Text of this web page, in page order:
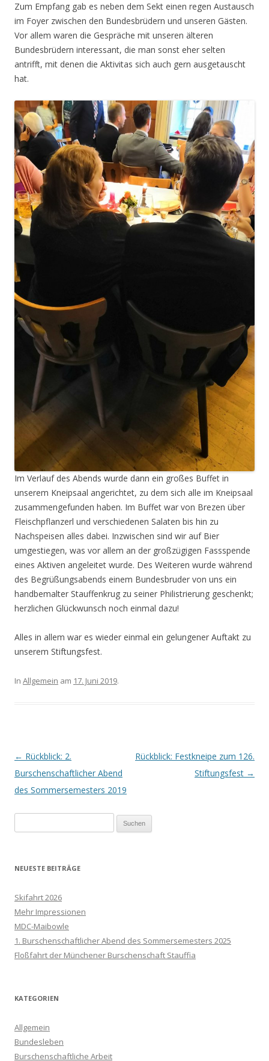
Zum Empfang gab es neben dem Sekt einen regen Austausch
im Foyer zwischen den Bundesbrüdern und unseren Gästen.
Vor allem waren die Gespräche mit unseren älteren
Bundesbrüdern interessant, die man sonst eher selten
antrifft, mit denen die Aktivitas sich auch gern ausgetauscht
hat.
Im Verlauf des Abends wurde dann ein großes Buffet in
unserem Kneipsaal angerichtet, zu dem sich alle im Kneipsaal
zusammengefunden haben. Im Buffet war von Brezen über
Fleischpflanzerl und verschiedenen Salaten bis hin zu
Nachspeisen alles dabei. Inzwischen sind wir auf Bier
umgestiegen, was vor allem an der großzügigen Fassspende
eines Aktiven angeleitet wurde. Des Weiteren wurde während
des Begrüßungsabends einem Bundesbruder von uns ein
handbemalter Stauffenkrug zu seiner Philistrierung geschenkt;
herzlichen Glückwunsch noch einmal dazu!
Alles in allem war es wieder einmal ein gelungener Auftakt zu
unserem Stiftungsfest.
In Allgemein am 17. Juni 2019.
Beitrags-Navigation
← Rückblick: 2.
Burschenschaftlicher Abend
des Sommersemesters 2019
Rückblick: Festkneipe zum 126.
Stiftungsfest →
nach:
NEUESTE BEITRÄGE
Skifahrt 2026
Mehr Impressionen
MDC-Maibowle
1. Burschenschaftlicher Abend des Sommersemesters 2025
Floßfahrt der Münchener Burschenschaft Stauffia
KATEGORIEN
Allgemein
Bundesleben
Burschenschaftliche Arbeit